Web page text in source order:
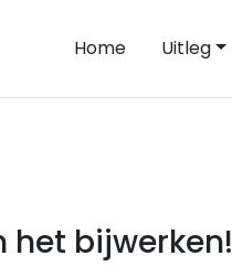
Home Uitleg
het bijwerken!